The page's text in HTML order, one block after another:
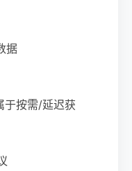
据
于按需/延迟获